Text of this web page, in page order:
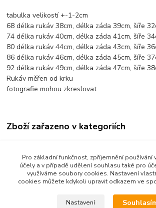
tabulka velikostí +-1-2cm
68 délka rukáv 38cm, délka záda 39cm, šíře
74 délka rukáv 40cm, délka záda 41cm, šíře
80 délka rukáv 44cm, délka záda 43cm, šíře
86 délka rukáv 46cm, délka záda 45cm, šíře
92 délka rukáv 49cm, délka záda 47cm, šíře
Rukáv měřen od krku
fotografie mohou zkreslovat
Zboží zařazeno v kategoriích
Kojenecké oblečení 68-92
Dětské bundy a kabáty
Pro základní funkčnost, zpříjemnění používání
účely a v případě udělení souhlasu také pro
využíváme soubory cookies. Nastavení
cookies můžete kdykoli upravit odkazem ve
Nastavení